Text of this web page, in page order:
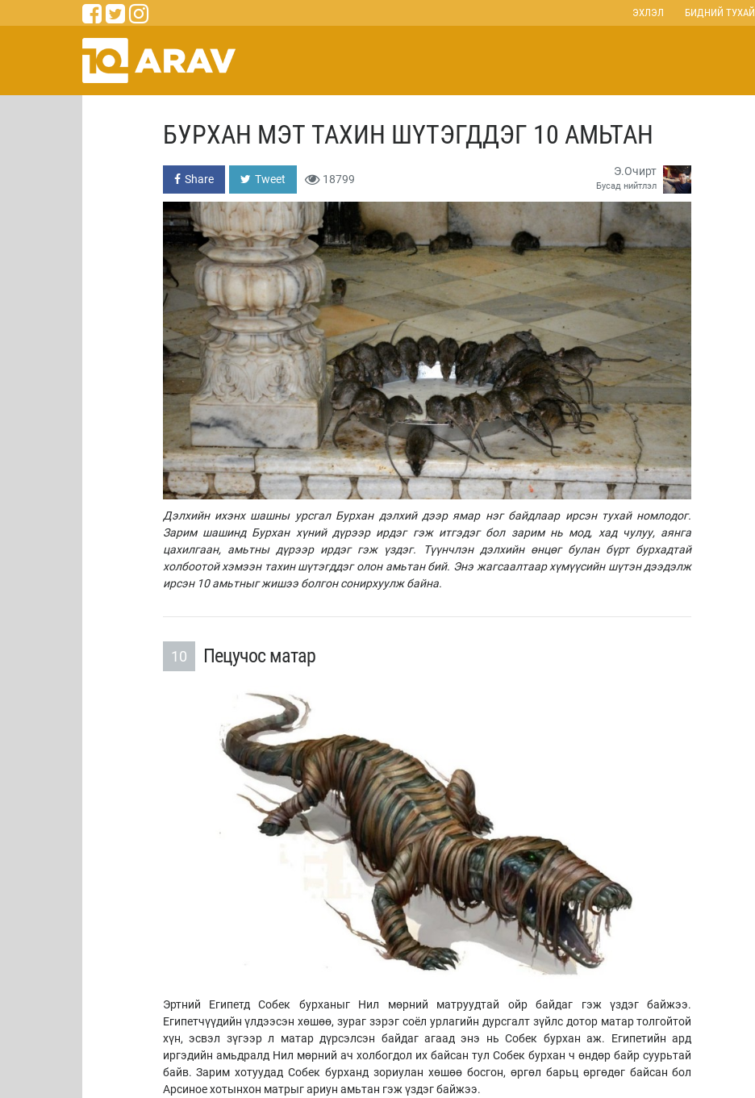
ЭХЛЭЛ БИДНИЙ ТУХАЙ
БУРХАН МЭТ ТАХИН ШҮТЭГДДЭГ 10 АМЬТАН
Share Tweet 18799
Э.Очирт
Бусад нийтлэл
Дэлхийн ихэнх шашны урсгал Бурхан дэлхий дээр ямар нэг байдлаар ирсэн тухай номлодог.
Зарим шашинд Бурхан хүний дүрээр ирдэг гэж итгэдэг бол зарим нь мод, хад чулуу, аянга
цахилгаан, амьтны дүрээр ирдэг гэж үздэг. Түүнчлэн дэлхийн өнцөг булан бүрт бурхадтай
холбоотой хэмээн тахин шүтэгддэг олон амьтан бий. Энэ жагсаалтаар хүмүүсийн шүтэн дээдэлж
ирсэн 10 амьтныг жишээ болгон сонирхуулж байна.
10 Пецучос матар
Эртний Египетд Собек бурханыг Нил мөрний матруудтай ойр байдаг гэж үздэг байжээ.
Египетчүүдийн үлдээсэн хөшөө, зураг зэрэг соёл урлагийн дурсгалт зүйлс дотор матар толгойтой
хүн, эсвэл зүгээр л матар дүрсэлсэн байдаг агаад энэ нь Собек бурхан аж. Египетийн ард
иргэдийн амьдралд Нил мөрний ач холбогдол их байсан тул Собек бурхан ч өндөр байр суурьтай
байв. Зарим хотуудад Собек бурханд зориулан хөшөө босгон, өргөл барьц өргөдөг байсан бол
Арсиное хотынхон матрыг ариун амьтан гэж үздэг байжээ.